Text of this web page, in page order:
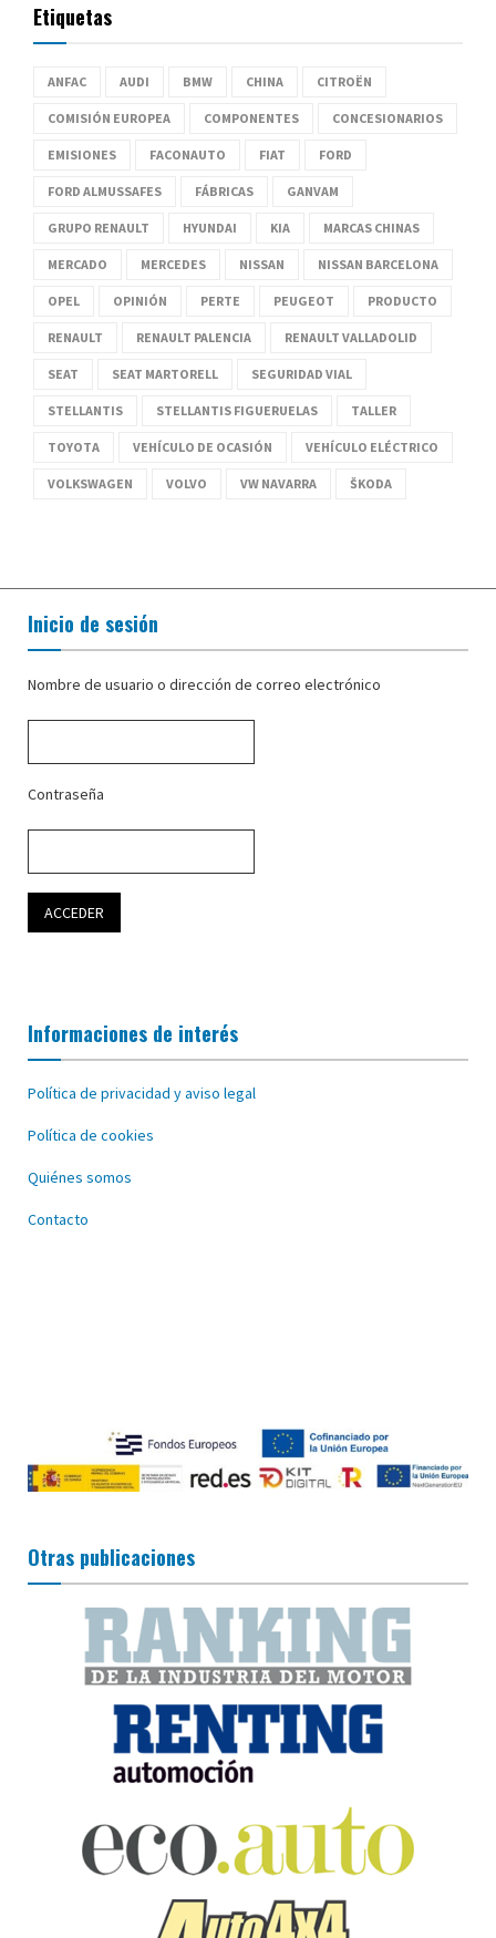
Etiquetas
ANFAC AUDI BMW CHINA CITROËN
COMISIÓN EUROPEA COMPONENTES CONCESIONARIOS
EMISIONES FACONAUTO FIAT FORD
FORD ALMUSSAFES FÁBRICAS GANVAM
GRUPO RENAULT HYUNDAI KIA MARCAS CHINAS
MERCADO MERCEDES NISSAN NISSAN BARCELONA
OPEL OPINIÓN PERTE PEUGEOT PRODUCTO
RENAULT RENAULT PALENCIA RENAULT VALLADOLID
SEAT SEAT MARTORELL SEGURIDAD VIAL
STELLANTIS STELLANTIS FIGUERUELAS TALLER
TOYOTA VEHÍCULO DE OCASIÓN VEHÍCULO ELÉCTRICO
VOLKSWAGEN VOLVO VW NAVARRA ŠKODA
Inicio de sesión
Nombre de usuario o dirección de correo electrónico
Contraseña
Informaciones de interés
Política de privacidad y aviso legal
Política de cookies
Quiénes somos
Contacto
Otras publicaciones